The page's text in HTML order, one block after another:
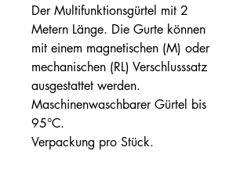
Der Multifunktionsgürtel mit 2
Metern Länge. Die Gurte können
mit einem magnetischen (M) oder
mechanischen (RL) Verschlusssatz
ausgestattet werden.
Maschinenwaschbarer Gürtel bis
95°C.
Verpackung pro Stück.